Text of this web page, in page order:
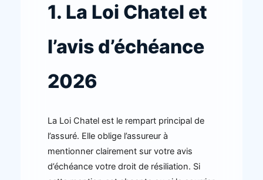
1. La Loi Chatel et
l’avis d’échéance
2026
La Loi Chatel est le rempart principal de
l’assuré. Elle oblige l’assureur à
mentionner clairement sur votre avis
d’échéance votre droit de résiliation. Si